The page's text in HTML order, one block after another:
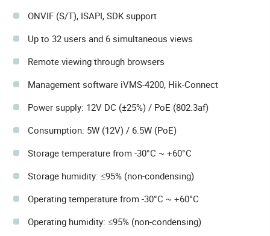
ONVIF (S/T), ISAPI, SDK support
Up to 32 users and 6 simultaneous views
Remote viewing through browsers
Management software iVMS-4200, Hik-Connect
Power supply: 12V DC (±25%) / PoE (802.3af)
Consumption: 5W (12V) / 6.5W (PoE)
Storage temperature from -30°C ~ +60°C
Storage humidity: ≤95% (non-condensing)
Operating temperature from -30°C ~ +60°C
Operating humidity: ≤95% (non-condensing)